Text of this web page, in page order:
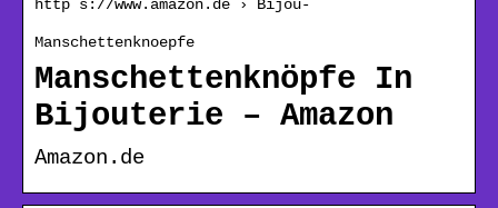
http s://www.amazon.de › Bijou-
Manschettenknoepfe
Manschettenknöpfe In
Bijouterie – Amazon
Amazon.de